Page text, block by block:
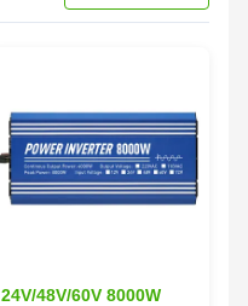
24V/48V/60V 8000W